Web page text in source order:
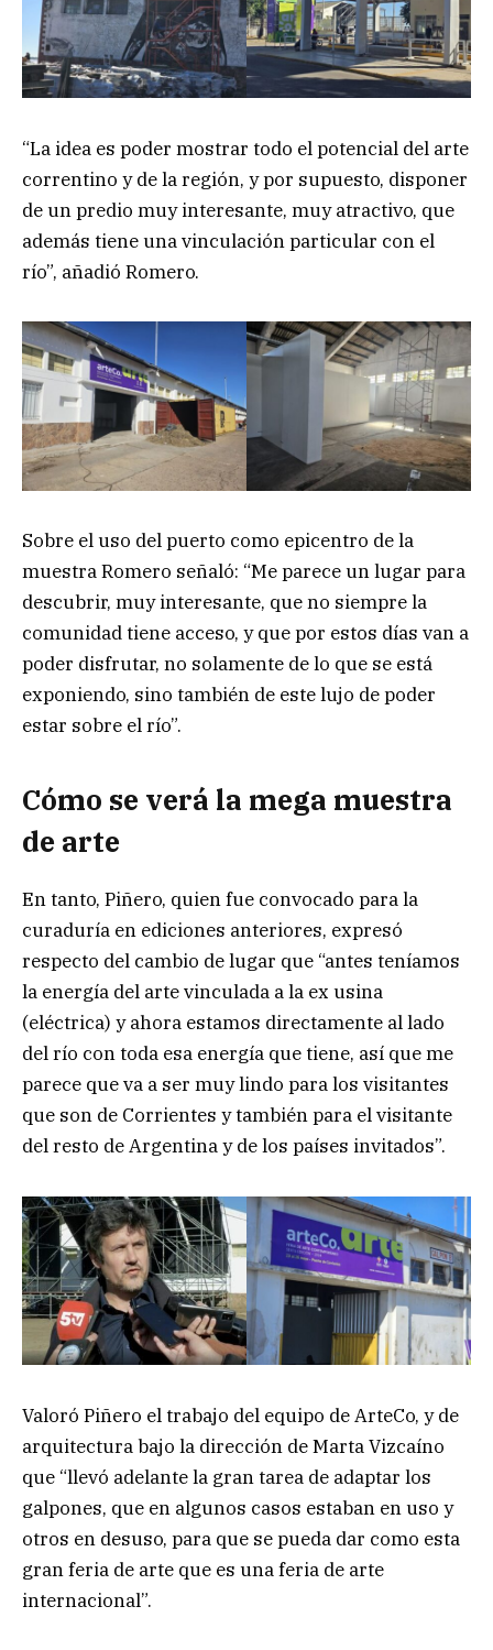
“La idea es poder mostrar todo el potencial del arte
correntino y de la región, y por supuesto, disponer
de un predio muy interesante, muy atractivo, que
además tiene una vinculación particular con el
río”, añadió Romero.
Sobre el uso del puerto como epicentro de la
muestra Romero señaló: “Me parece un lugar para
descubrir, muy interesante, que no siempre la
comunidad tiene acceso, y que por estos días van a
poder disfrutar, no solamente de lo que se está
exponiendo, sino también de este lujo de poder
estar sobre el río”.
Cómo se verá la mega muestra
de arte
En tanto, Piñero, quien fue convocado para la
curaduría en ediciones anteriores, expresó
respecto del cambio de lugar que “antes teníamos
la energía del arte vinculada a la ex usina
(eléctrica) y ahora estamos directamente al lado
del río con toda esa energía que tiene, así que me
parece que va a ser muy lindo para los visitantes
que son de Corrientes y también para el visitante
del resto de Argentina y de los países invitados”.
Valoró Piñero el trabajo del equipo de ArteCo, y de
arquitectura bajo la dirección de Marta Vizcaíno
que “llevó adelante la gran tarea de adaptar los
galpones, que en algunos casos estaban en uso y
otros en desuso, para que se pueda dar como esta
gran feria de arte que es una feria de arte
internacional”.